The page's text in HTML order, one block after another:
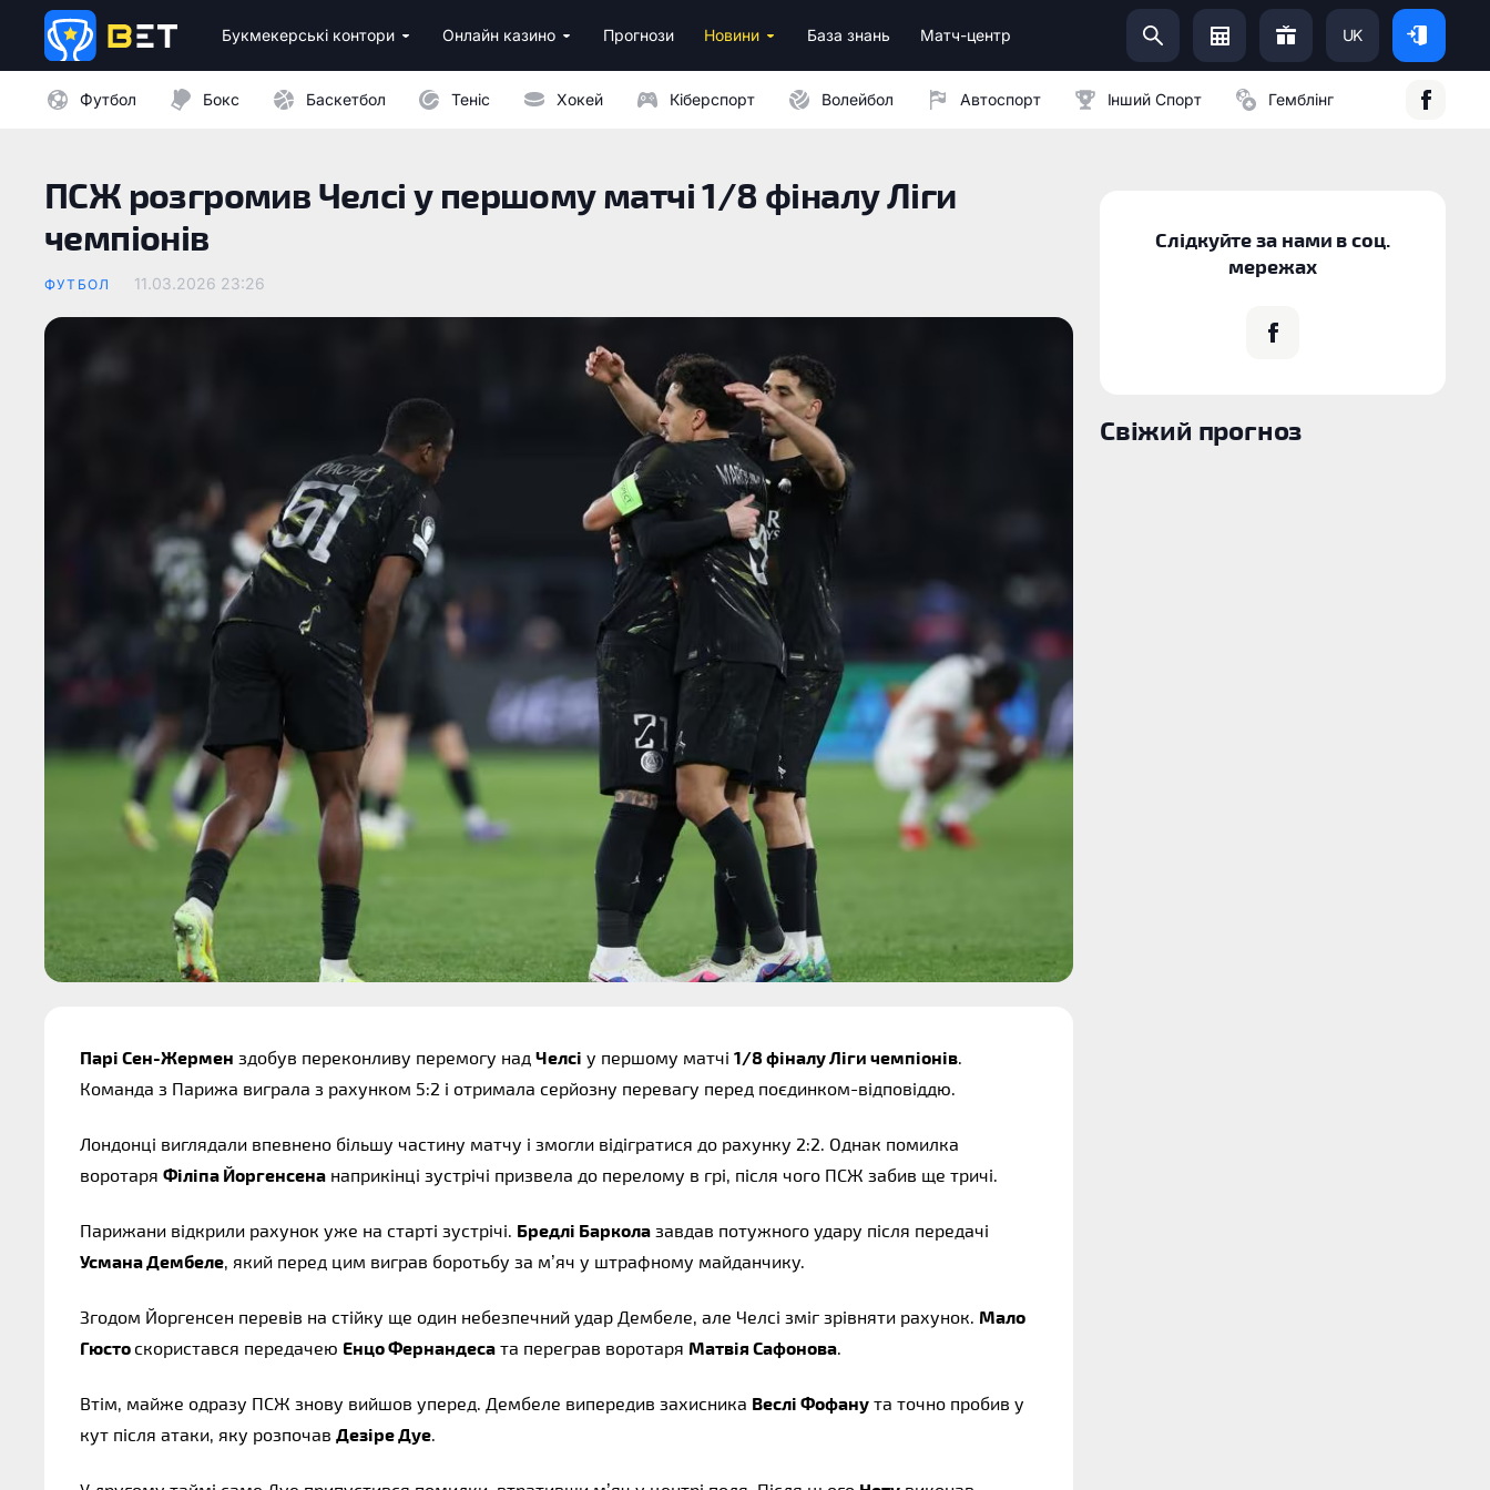
Букмекерські контори Онлайн казино Прогнози Новини База знань Матч-центр UK
Футбол Бокс Баскетбол Теніс Хокей Кіберспорт Волейбол Автоспорт Інший Спорт Гемблінг
ПСЖ розгромив Челсі у першому матчі 1/8 фіналу Ліги
чемпіонів
ФУТБОЛ 11.03.2026 23:26
Парі Сен-Жермен здобув переконливу перемогу над Челсі у першому матчі 1/8 фіналу Ліги чемпіонів.
Команда з Парижа виграла з рахунком 5:2 і отримала серйозну перевагу перед поєдинком-відповіддю.
Лондонці виглядали впевнено більшу частину матчу і змогли відігратися до рахунку 2:2. Однак помилка
воротаря Філіпа Йоргенсена наприкінці зустрічі призвела до перелому в грі, після чого ПСЖ забив ще тричі.
Парижани відкрили рахунок уже на старті зустрічі. Бредлі Баркола завдав потужного удару після передачі
Усмана Дембеле, який перед цим виграв боротьбу за м’яч у штрафному майданчику.
Згодом Йоргенсен перевів на стійку ще один небезпечний удар Дембеле, але Челсі зміг зрівняти рахунок. Мало
Гюсто скористався передачею Енцо Фернандеса та переграв воротаря Матвія Сафонова.
Втім, майже одразу ПСЖ знову вийшов уперед. Дембеле випередив захисника Веслі Фофану та точно пробив у
кут після атаки, яку розпочав Дезіре Дуe.
Слідкуйте за нами в соц.
мережах
Свіжий прогноз